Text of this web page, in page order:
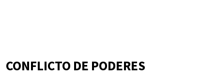
CONFLICTO DE PODERES